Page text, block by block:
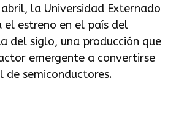
la Universidad Externado
el estreno en el país del
del siglo, una producción que
emergente a convertirse
de semiconductores.